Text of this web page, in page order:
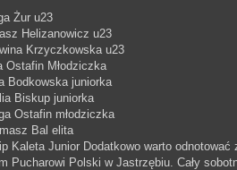
Żur u23
Helizanowicz u23
Krzyczkowska u23
Ostafin Młodziczka
Bodkowska juniorka
Biskup juniorka
Ostafin młodziczka
Bal elita
Kaleta Junior Dodatkowo warto
Pucharowi Polski w Jastrzębiu. Cały